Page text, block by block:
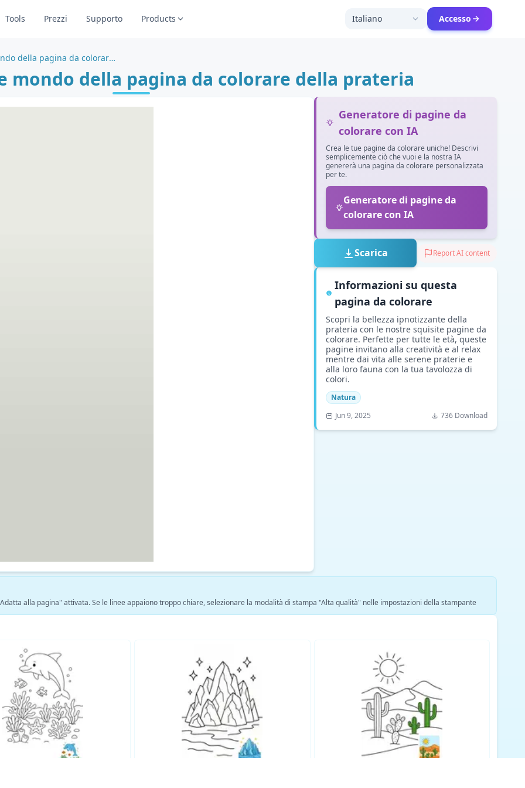
Tools Prezzi Supporto Products Italiano Accesso
Esplora il vibrante mondo della pagina da colorare della prateria
mondo della pagina da colorare della prateria
Generatore di pagine da
colorare con IA
Crea le tue pagine da colorare uniche! Descrivi
semplicemente ciò che vuoi e la nostra IA
genererà una pagina da colorare personalizzata
per te.
Generatore di pagine da
colorare con IA
Scarica Report AI content
Informazioni su questa
pagina da colorare
Scopri la bellezza ipnotizzante della
prateria con le nostre squisite pagine da
colorare. Perfette per tutte le età, queste
pagine invitano alla creatività e al relax
mentre dai vita alle serene praterie e
alla loro fauna con la tua tavolozza di
colori.
Natura
Jun 9, 2025
736 Download
alla pagina" attivata. Se le linee appaiono troppo chiare, selezionare la modalità di stampa "Alta qualità" nelle impostazioni della stampante